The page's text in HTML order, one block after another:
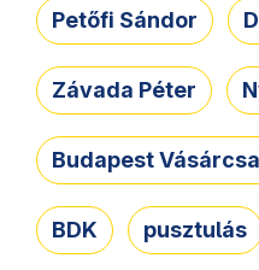
Petőfi Sándor
Závada Péter
Budapest
BDK pusztulás